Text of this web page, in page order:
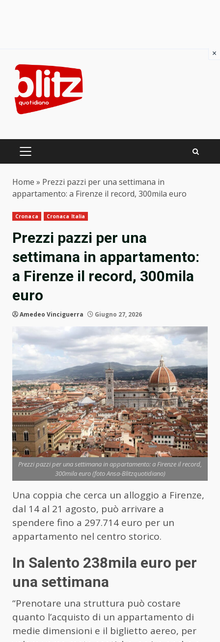
content
PRIMARY
Home » Prezzi pazzi per una settimana in
appartamento: a Firenze il record, 300mila euro
Cronaca Cronaca Italia
Prezzi pazzi per una
settimana in appartamento:
a Firenze il record, 300mila
euro
Amedeo Vinciguerra Giugno 27, 2026
Prezzi pazzi per una settimana in appartamento: a Firenze il record,
300mila euro (foto Ansa-Blitzquotidiano)
Una coppia che cerca un alloggio a Firenze,
dal 14 al 21 agosto, può arrivare a
spendere fino a 297.714 euro per un
appartamento nel centro storico.
In Salento 238mila euro per
una settimana
“Prenotare una struttura può costare
quanto l’acquisto di un appartamento di
medie dimensioni e il biglietto aereo, per
×